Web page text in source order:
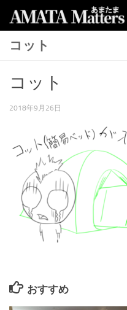
コンテンツへスキップ
コット
コット
2018年9月26日
おすすめ